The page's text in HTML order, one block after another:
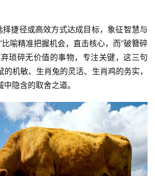
择捷径或高效方式达成目标，象征智慧与
比喻精准把握机会，直击核心，而“破簪碎
琐碎无价值的事物，专注关键，这三句
机敏、生肖兔的灵活、生肖鸡的务实，
中隐含的取舍之道。